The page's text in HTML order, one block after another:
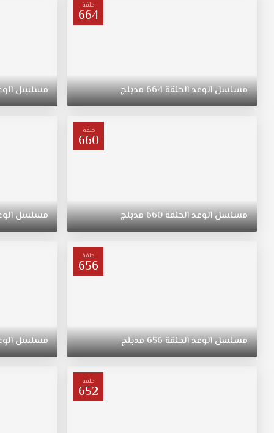
حلقة
664
مسلسلالوعدالحلقة664مدبلج مسلسل
حلقة
660
مسلسلالوعدالحلقة660مدبلج مسلسل
حلقة
656
مسلسلالوعدالحلقة656مدبلج مسلسل
حلقة
652